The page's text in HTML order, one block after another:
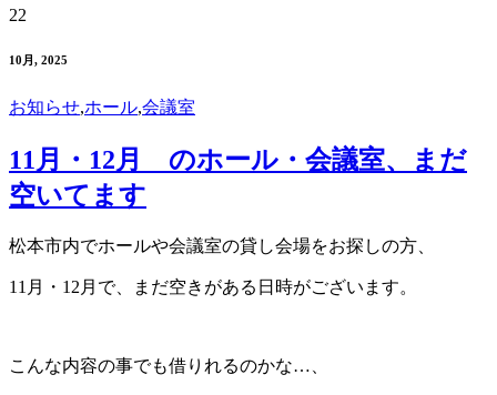
22
10月, 2025
お知らせ,ホール,会議室
11月・12月 のホール・会議室、まだ
空いてます
松本市内でホールや会議室の貸し会場をお探しの方、
11月・12月で、まだ空きがある日時がございます。
こんな内容の事でも借りれるのかな…、